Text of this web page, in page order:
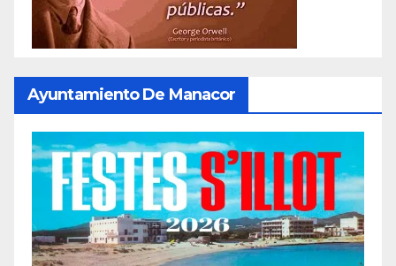
Ayuntamiento De Manacor